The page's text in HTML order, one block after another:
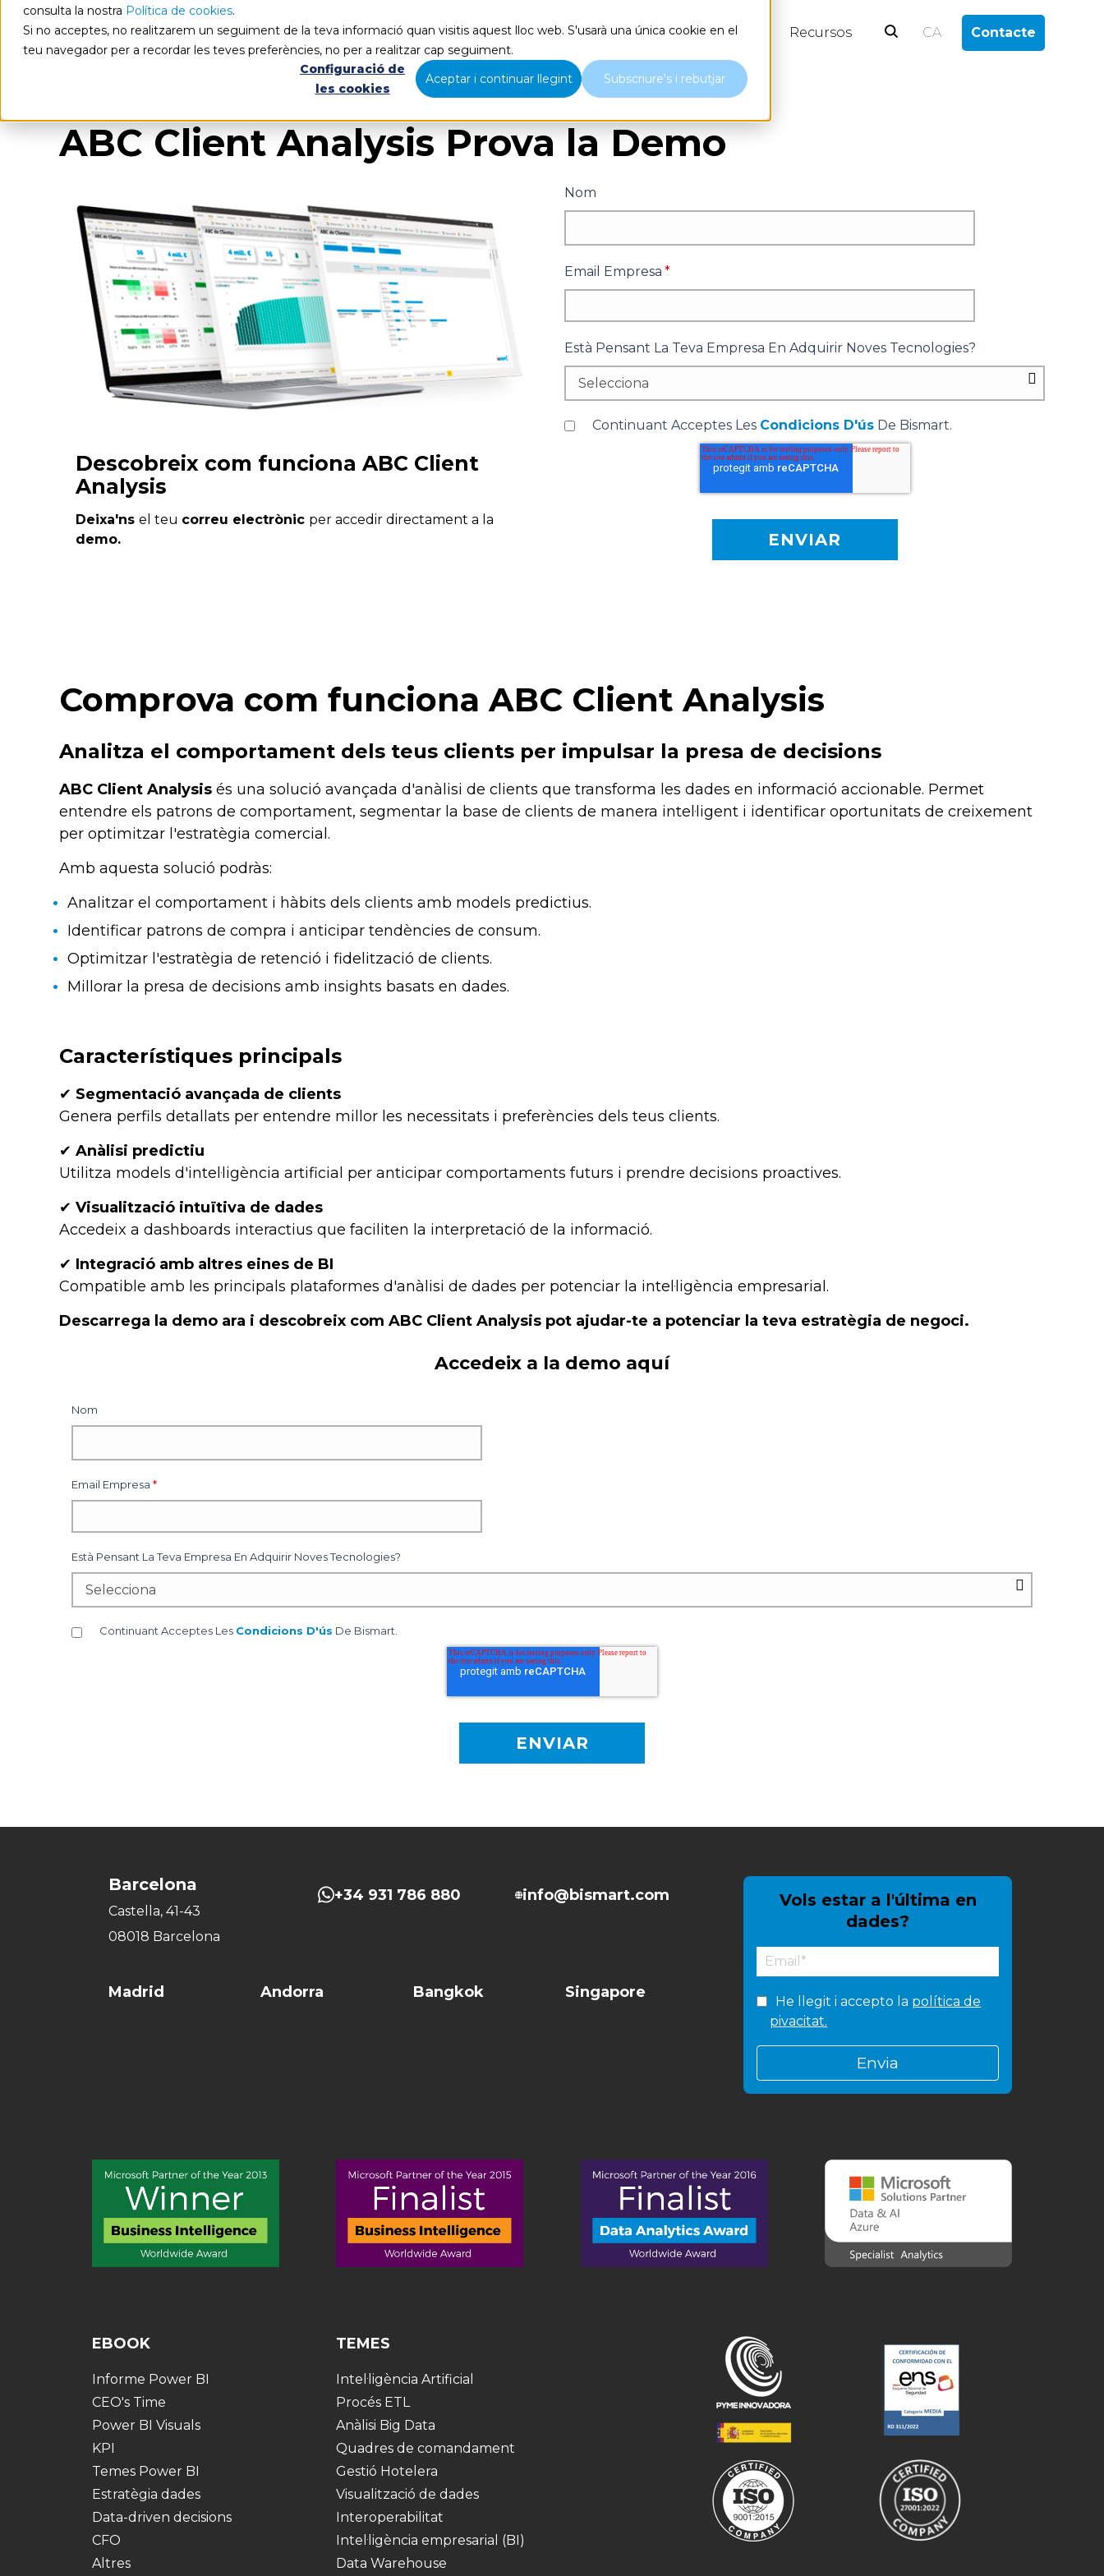
consulta la nostra Política de cookies.
Si no acceptes, no realitzarem un seguiment de la teva informació quan visitis aquest lloc web. S'usarà una única cookie en el
teu navegador per a recordar les teves preferències, no per a realitzar cap seguiment.
Configuració de
les cookies
Aceptar i continuar llegint Subscriure's i rebutjar
Què fem Nosaltres Blog Recursos CA Contacte
ABC Client Analysis Prova la Demo
Descobreix com funciona ABC Client
Analysis
Deixa'ns el teu correu electrònic per accedir directament a la
demo.
Nom
Email Empresa *
Està Pensant La Teva Empresa En Adquirir Noves Tecnologies?
Continuant Acceptes Les Condicions D'ús De Bismart.
Comprova com funciona ABC Client Analysis
Analitza el comportament dels teus clients per impulsar la presa de decisions
ABC Client Analysis és una solució avançada d'anàlisi de clients que transforma les dades en informació accionable. Permet
entendre els patrons de comportament, segmentar la base de clients de manera intel·ligent i identificar oportunitats de creixement
per optimitzar l'estratègia comercial.
Amb aquesta solució podràs:
Analitzar el comportament i hàbits dels clients amb models predictius.
Identificar patrons de compra i anticipar tendències de consum.
Optimitzar l'estratègia de retenció i fidelització de clients.
Millorar la presa de decisions amb insights basats en dades.
Característiques principals
✔ Segmentació avançada de clients
Genera perfils detallats per entendre millor les necessitats i preferències dels teus clients.
✔ Anàlisi predictiu
Utilitza models d'intel·ligència artificial per anticipar comportaments futurs i prendre decisions proactives.
✔ Visualització intuïtiva de dades
Accedeix a dashboards interactius que faciliten la interpretació de la informació.
✔ Integració amb altres eines de BI
Compatible amb les principals plataformes d'anàlisi de dades per potenciar la intel·ligència empresarial.
Descarrega la demo ara i descobreix com ABC Client Analysis pot ajudar-te a potenciar la teva estratègia de negoci.
Accedeix a la demo aquí
Nom
Email Empresa *
Està Pensant La Teva Empresa En Adquirir Noves Tecnologies?
Continuant Acceptes Les Condicions D'ús De Bismart.
Barcelona
Castella, 41-43
08018 Barcelona
+34 931 786 880 info@bismart.com
Madrid Andorra Bangkok Singapore
Vols estar a l'última en
dades?
He llegit i accepto la política de
pivacitat.
EBOOK
Informe Power BI
CEO's Time
Power BI Visuals
KPI
Temes Power BI
Estratègia dades
Data-driven decisions
CFO
Altres
TEMES
Intel·ligència Artificial
Procés ETL
Anàlisi Big Data
Quadres de comandament
Gestió Hotelera
Visualització de dades
Interoperabilitat
Intel·ligència empresarial (BI)
Data Warehouse